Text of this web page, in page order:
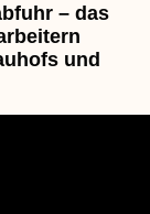
– das
und